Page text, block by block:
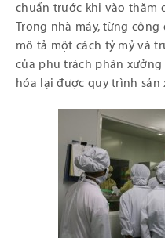
chuẩn trước khi vào thăm
Trong nhà máy, từng công
mô tả một cách tỷ mỷ và
của phụ trách phân
hóa lại được quy trình sản